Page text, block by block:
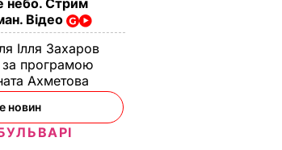
небо. Стрим
Відео
Ілля Захаров
за програмою
Ахметова
новин